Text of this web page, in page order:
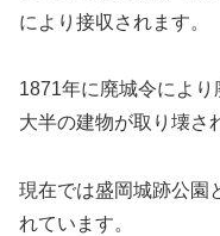
により接収されます。
1871年に廃城令によ
大半の建物が取り壊さ
現在では盛岡城跡公園
れています。